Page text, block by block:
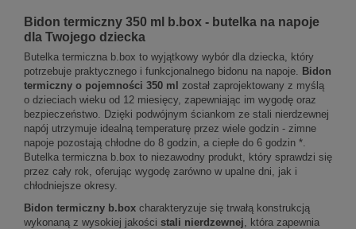
Bidon termiczny 350 ml b.box - butelka na napoje
dla Twojego dziecka
Butelka termiczna b.box to wyjątkowy wybór dla dziecka, który
potrzebuje praktycznego i funkcjonalnego bidonu na napoje. Bidon
termiczny o pojemności 350 ml został zaprojektowany z myślą
o dzieciach wieku od 12 miesięcy, zapewniając im wygodę oraz
bezpieczeństwo. Dzięki podwójnym ściankom ze stali nierdzewnej
napój utrzymuje idealną temperaturę przez wiele godzin - zimne
napoje pozostają chłodne do 8 godzin, a ciepłe do 6 godzin *.
Butelka termiczna b.box to niezawodny produkt, który sprawdzi się
przez cały rok, oferując wygodę zarówno w upalne dni, jak i
chłodniejsze okresy.
Bidon termiczny b.box charakteryzuje się trwałą konstrukcją
wykonaną z wysokiej jakości stali nierdzewnej , która zapewnia